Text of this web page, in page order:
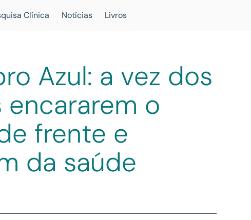
Clínica Notícias Livros
Azul: a vez dos
encararem o
frente e
da saúde